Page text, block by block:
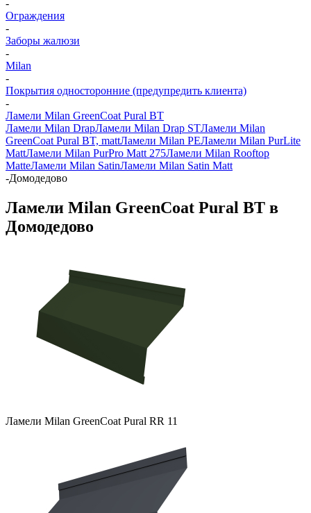
-
Ограждения
-
Заборы жалюзи
-
Milan
-
Покрытия односторонние (предупредить клиента)
-
Ламели Milan GreenCoat Pural BT
Ламели Milan DrapЛамели Milan Drap STЛамели Milan
GreenCoat Pural BT, mattЛамели Milan PEЛамели Milan PurLite
MattЛамели Milan PurPro Matt 275Ламели Milan Rooftop
MatteЛамели Milan SatinЛамели Milan Satin Matt
-Домодедово
Ламели Milan GreenCoat Pural BT в
Домодедово
Ламели Milan GreenCoat Pural RR 11